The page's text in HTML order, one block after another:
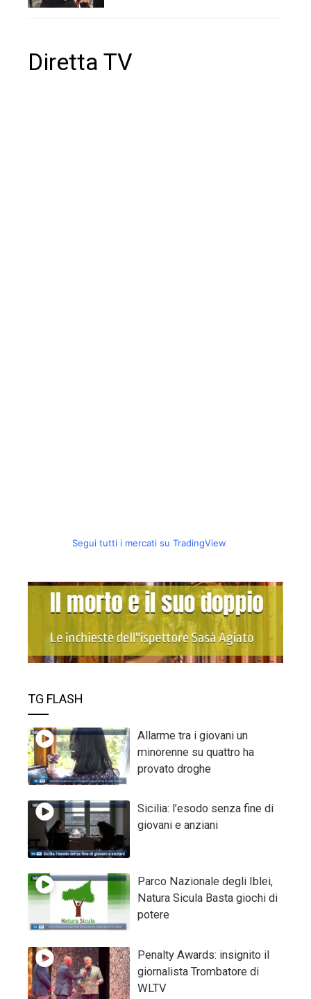
Diretta TV
Segui tutti i mercati su TradingView
TG FLASH
Allarme tra i giovani un
minorenne su quattro ha
provato droghe
Sicilia: l’esodo senza fine di
giovani e anziani
Parco Nazionale degli Iblei,
Natura Sicula Basta giochi di
potere
Penalty Awards: insignito il
giornalista Trombatore di
WLTV